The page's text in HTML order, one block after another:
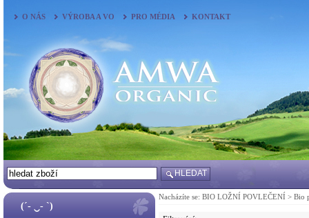
O NÁS VÝROBA A VO PRO MÉDIA KONTAKT
HLEDAT
(´- ‿- `)
Nacházíte se: BIO LOŽNÍ POVLEČENÍ > Bio